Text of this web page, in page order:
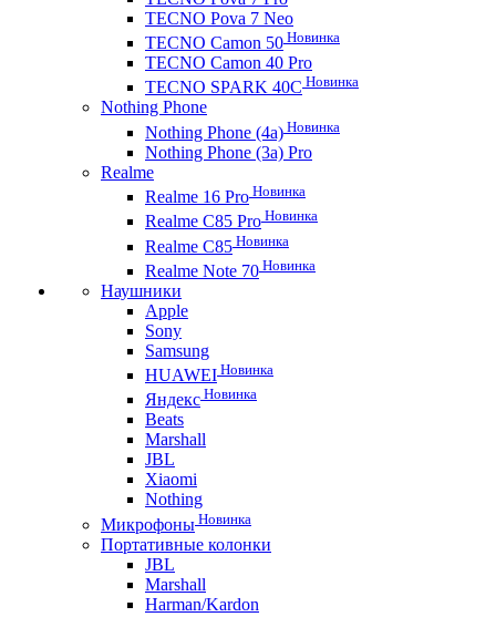
TECNO Pova 7 Neo
TECNO Camon 50 Новинка
TECNO Camon 40 Pro
TECNO SPARK 40C Новинка
Nothing Phone
Nothing Phone (4a) Новинка
Nothing Phone (3a) Pro
Realme
Realme 16 Pro Новинка
Realme C85 Pro Новинка
Realme C85 Новинка
Realme Note 70 Новинка
Наушники
Apple
Sony
Samsung
HUAWEI Новинка
Яндекс Новинка
Beats
Marshall
JBL
Xiaomi
Nothing
Микрофоны Новинка
Портативные колонки
JBL
Marshall
Harman/Kardon